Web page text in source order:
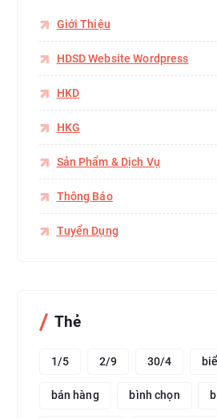
Giới Thiệu
HDSD Website Wordpress
HKD
HKG
Sản Phẩm & Dịch Vụ
Thông Báo
Tuyển Dụng
Thẻ
1/5 2/9 30/4
bán hàng bình chọn